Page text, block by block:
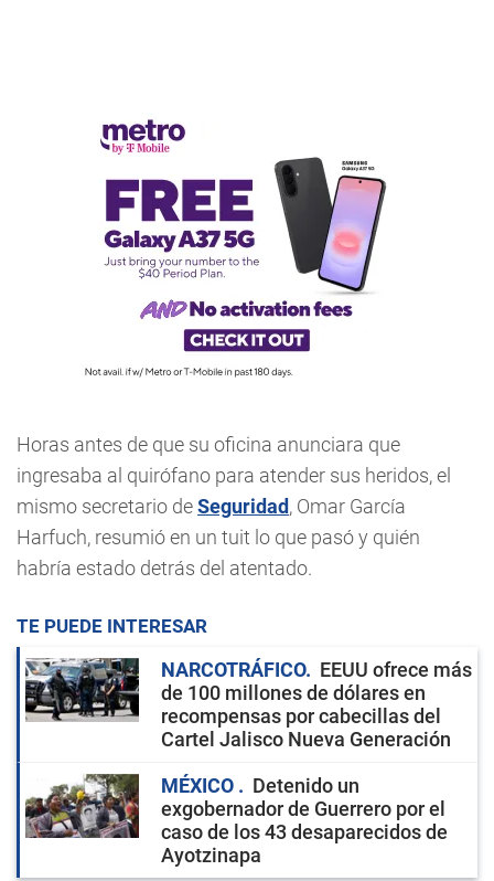
Horas antes de que su oficina anunciara que
ingresaba al quirófano para atender sus heridos, el
mismo secretario deSeguridad, Omar García
Harfuch, resumió en un tuit lo que pasó y quién
habría estado detrás del atentado.
TE PUEDE INTERESAR
NARCOTRÁFICO
EEUU ofrece más
de 100 millones de dólares en
recompensas por cabecillas del
Cartel Jalisco Nueva Generación
MÉXICO
Detenido un
exgobernador de Guerrero por el
caso de los 43 desaparecidos de
Ayotzinapa